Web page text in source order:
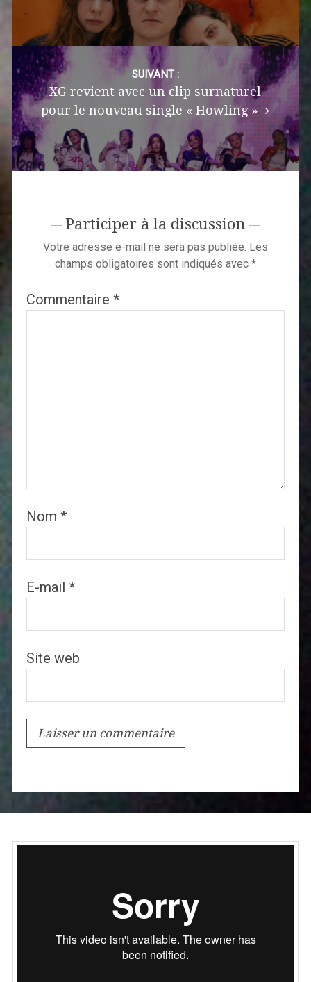
SUIVANT :
XG revient avec un clip surnaturel
pour le nouveau single « Howling »
Participer à la discussion
Votre adresse e-mail ne sera pas publiée. Les
champs obligatoires sont indiqués avec *
Commentaire *
Nom *
E-mail *
Site web